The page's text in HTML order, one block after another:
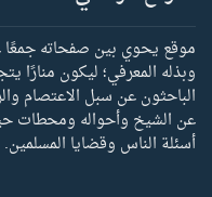
موقع يحوي بين صفحاته جمعًا
وبذله المعرفي؛ ليكون منارًا
الباحثون عن سبل الاعتصام
عن الشيخ وأحواله ومحطات
أسئلة الناس وقضايا المسلمين.